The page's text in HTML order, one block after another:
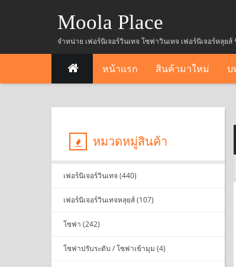
Moola Place
จำหน่าย เฟอร์นิเจอร์วินเทจ โซฟาวินเทจ เฟอร์นิเจอร์หลุย
หน้าแรก สินค้ามาใหม่ บ
หมวดหมู่สินค้า
เฟอร์นิเจอร์วินเทจ (440)
เฟอร์นิเจอร์วินเทจหลุยส์ (107)
โซฟา (242)
โซฟาปรับระดับ / โซฟาเข้ามุม (4)